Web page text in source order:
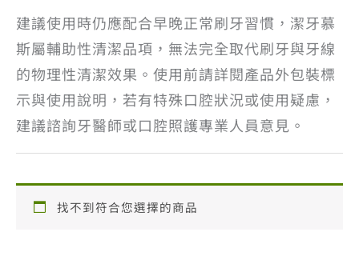
建議使用時仍應配合早晚正常刷牙習慣，潔牙慕
斯屬輔助性清潔品項，無法完全取代刷牙與牙線
的物理性清潔效果。使用前請詳閱產品外包裝標
示與使用說明，若有特殊口腔狀況或使用疑慮，
建議諮詢牙醫師或口腔照護專業人員意見。
找不到符合您選擇的商品